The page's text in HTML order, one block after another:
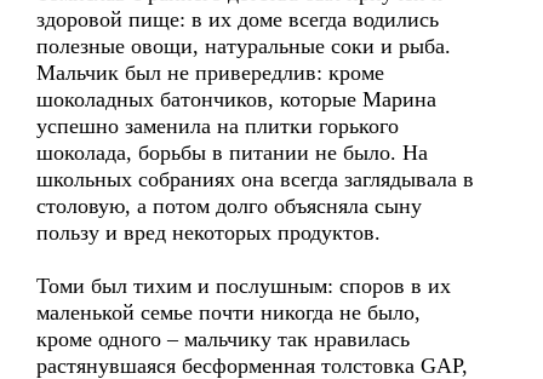
здоровой пище: в их доме всегда водились
полезные овощи, натуральные соки и рыба.
Мальчик был не привередлив: кроме
шоколадных батончиков, которые Марина
успешно заменила на плитки горького
шоколада, борьбы в питании не было. На
школьных собраниях она всегда заглядывала в
столовую, а потом долго объясняла сыну
пользу и вред некоторых продуктов.
Томи был тихим и послушным: споров в их
маленькой семье почти никогда не было,
кроме одного – мальчику так нравилась
растянувшаяся бесформенная толстовка GAP,